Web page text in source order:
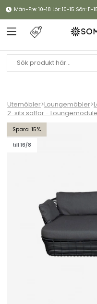
Mån-Fre: 10-18 Lör: 10-15 Sön: 11-
Utemöbler>Loungemöbler>
2-sits soffor -
15
till 16/8
Basket 2-sits soffa - graphite